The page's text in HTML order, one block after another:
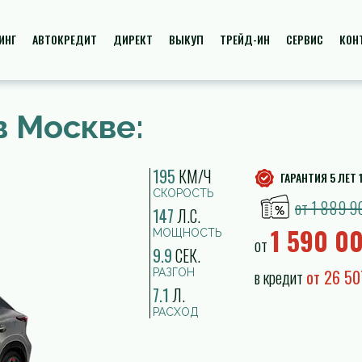
АВТОКРЕДИТ ДИРЕКТ ВЫКУП ТРЕЙД-ИН СЕРВИС
Москве:
195 КМ/Ч
СКОРОСТЬ
147Л.С.
МОЩНОСТЬ
9.9СЕК.
РАЗГОН
7.1Л.
РАСХОД
ГАРАНТИЯ 5 ЛЕТ
от 1 889
от1 590
в кредит от 26